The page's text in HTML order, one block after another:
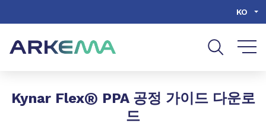
KO
Kynar Flex® PPA 공정 가이드 다운로
드